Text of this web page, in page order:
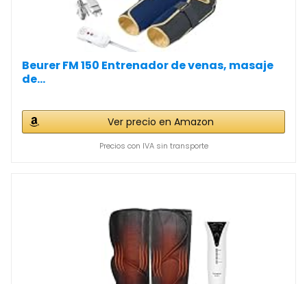
Beurer FM 150 Entrenador de venas, masaje
de...
Ver precio en Amazon
Precios con IVA sin transporte